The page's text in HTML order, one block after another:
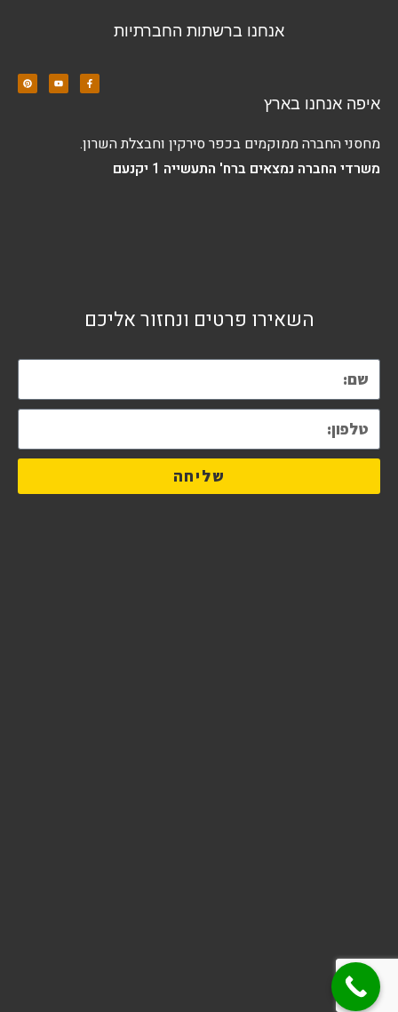
אנחנו ברשתות החברתיות
איפה אנחנו בארץ
מחסני החברה ממוקמים בכפר סירקין וחבצלת השרון.
משרדי החברה נמצאים ברח' התעשייה 1 יקנעם
השאירו פרטים ונחזור אליכם
שליחה